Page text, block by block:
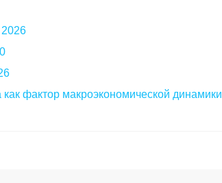
фактор макроэкономической динамики